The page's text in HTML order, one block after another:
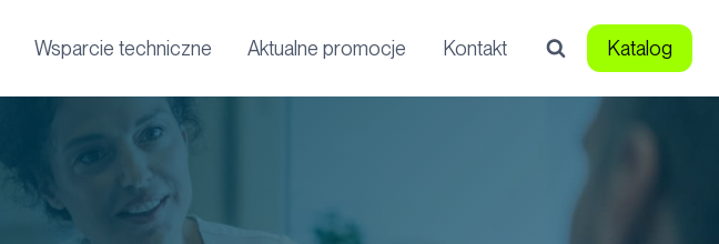
Wsparcie techniczne Aktualne promocje Kontakt Katalog